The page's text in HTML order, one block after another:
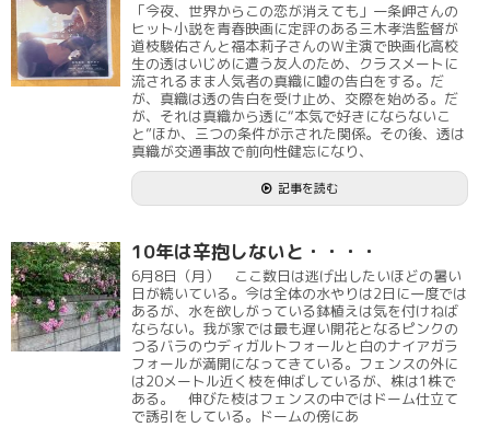
「今夜、世界からこの恋が消えても」一条岬さんの
ヒット小説を青春映画に定評のある三木孝浩監督が
道枝駿佑さんと福本莉子さんのＷ主演で映画化高校
生の透はいじめに遭う友人のため、クラスメートに
流されるまま人気者の真織に嘘の告白をする。だ
が、真織は透の告白を受け止め、交際を始める。だ
が、それは真織から透に“本気で好きにならないこ
と”ほか、三つの条件が示された関係。その後、透は
真織が交通事故で前向性健忘になり、
記事を読む
10年は辛抱しないと・・・・
6月8日（月） ここ数日は逃げ出したいほどの暑い
日が続いている。今は全体の水やりは2日に一度では
あるが、水を欲しがっている鉢植えは気を付けねば
ならない。我が家では最も遅い開花となるピンクの
つるバラのウディガルトフォールと白のナイアガラ
フォールが満開になってきている。フェンスの外に
は20メートル近く枝を伸ばしているが、株は1株で
ある。 伸びた枝はフェンスの中ではドーム仕立て
で誘引をしている。ドームの傍にあ